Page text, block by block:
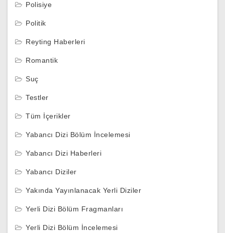
Polisiye
Politik
Reyting Haberleri
Romantik
Suç
Testler
Tüm İçerikler
Yabancı Dizi Bölüm İncelemesi
Yabancı Dizi Haberleri
Yabancı Diziler
Yakında Yayınlanacak Yerli Diziler
Yerli Dizi Bölüm Fragmanları
Yerli Dizi Bölüm İncelemesi